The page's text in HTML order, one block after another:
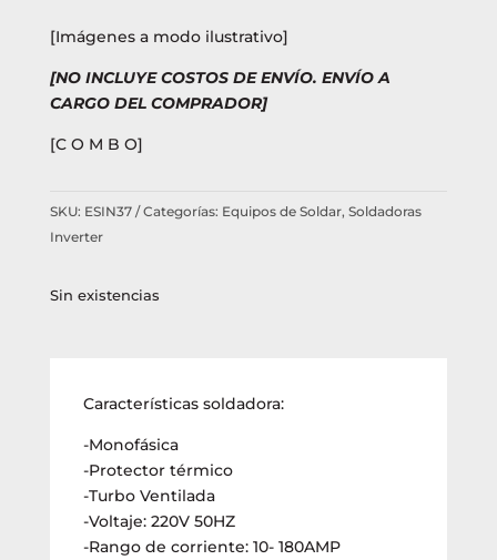
[Imágenes a modo ilustrativo]
[NO INCLUYE COSTOS DE ENVÍO. ENVÍO A
CARGO DEL COMPRADOR]
[C O M B O]
SKU: ESIN37 Categorías: Equipos de Soldar, Soldadoras
Inverter
Sin existencias
Características soldadora:
-Monofásica
-Protector térmico
-Turbo Ventilada
-Voltaje: 220V 50HZ
-Rango de corriente: 10- 180AMP